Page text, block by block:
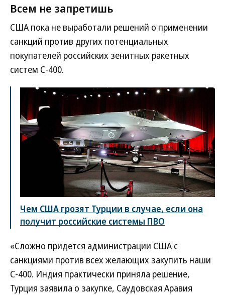
Всем не запретишь
США пока не выработали решений о применении
санкций против других потенциальных
покупателей российских зенитных ракетных
систем С-400.
Чем США грозят Турции в случае, если она
получит российские системы ПВО
«Сложно придется администрации США с
санкциями против всех желающих закупить наши
С-400. Индия практически приняла решение,
Турция заявила о закупке, Саудовская Аравия